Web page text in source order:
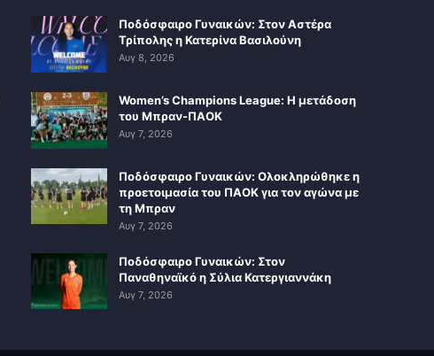
Ποδόσφαιρο Γυναικών: Στον Αστέρα
Τρίπολης η Κατερίνα Βασιλούνη
Αυγ 8, 2026
Women’s Champions League: Η μετάδοση
του Μπραν-ΠΑΟΚ
Αυγ 7, 2026
Ποδόσφαιρο Γυναικών: Ολοκληρώθηκε η
προετοιμασία του ΠΑΟΚ για τον αγώνα με
τη Μπραν
Αυγ 7, 2026
Ποδόσφαιρο Γυναικών: Στον
Παναθηναϊκό η Σύλια Κατεργιαννάκη
Αυγ 7, 2026